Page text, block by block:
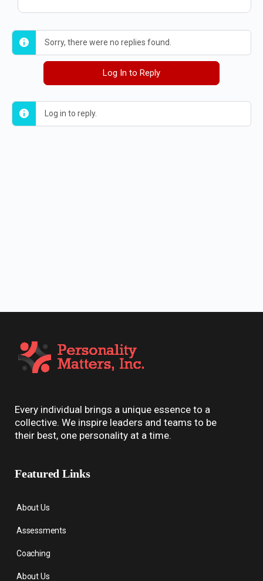
Sorry, there were no replies found.
Log In to Reply
Log in to reply.
Every individual brings a unique essence to a
collective. We inspire leaders and teams to be
their best, one personality at a time.
Featured Links
About Us
Assessments
Coaching
About Us